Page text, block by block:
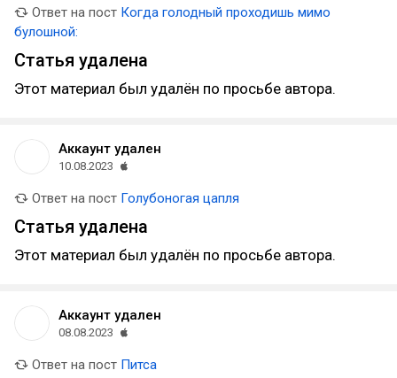
Ответ на пост Когда голодный проходишь мимо
булошной:
Статья удалена
Этот материал был удалён по просьбе автора.
Аккаунт удален
10.08.2023
Ответ на пост Голубоногая цапля
Статья удалена
Этот материал был удалён по просьбе автора.
Аккаунт удален
08.08.2023
Ответ на пост Питса